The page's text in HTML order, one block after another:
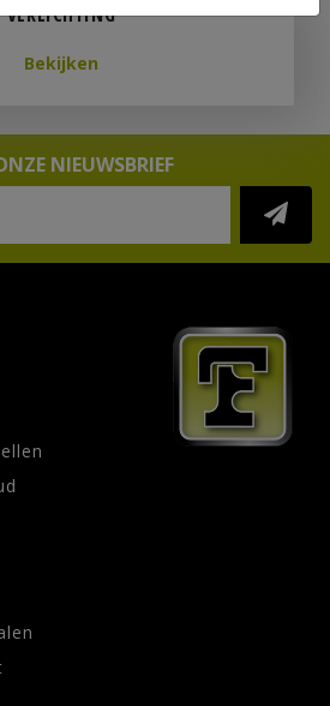
VERLICHTING
Bekijken
NIEUWSBRIEF